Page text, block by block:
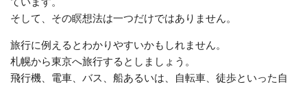
そして、その瞑想法は一つだけではありません。
旅行に例えるとわかりやすいかもしれません。
札幌から東京へ旅行するとしましょう。
飛行機、電車、バス、船あるいは、自転車、徒歩といった自